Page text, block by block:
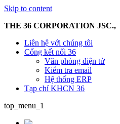
Skip to content
THE 36 CORPORATION JSC.,
Liên hệ với chúng tôi
Cổng kết nối 36
Văn phòng điện tử
Kiểm tra email
Hệ thống ERP
Tạp chí KHCN 36
top_menu_1